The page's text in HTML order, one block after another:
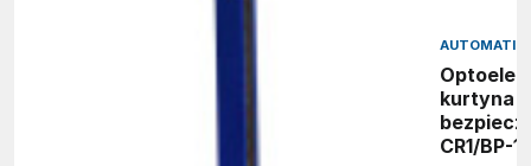
kurtyna
CR1/BP-